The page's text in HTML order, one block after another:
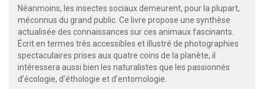
Néanmoins, les insectes sociaux demeurent, pour la plupart,
méconnus du grand public. Ce livre propose une synthèse
actualisée des connaissances sur ces animaux fascinants.
Écrit en termes très accessibles et illustré de photographies
spectaculaires prises aux quatre coins de la planète, il
intéressera aussi bien les naturalistes que les passionnés
d’écologie, d’éthologie et d’entomologie.